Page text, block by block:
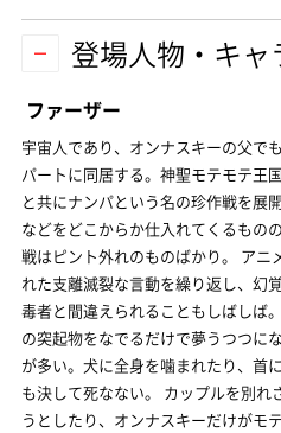
登場人物・キャ
ファーザー
宇宙人であり、オンナスキーの父で
パートに同居する。神聖モテモテ王
と共にナンパという名の珍作戦を展
などをどこからか仕入れてくるもの
戦はピント外れのものばかり。 アニ
れた支離滅裂な言動を繰り返し、幻
毒者と間違えられることもしばしば
の突起物をなでるだけで夢うつつに
が多い。犬に全身を噛まれたり、首
も決して死なない。 カップルを別れ
うとしたり、オンナスキーだけがモ